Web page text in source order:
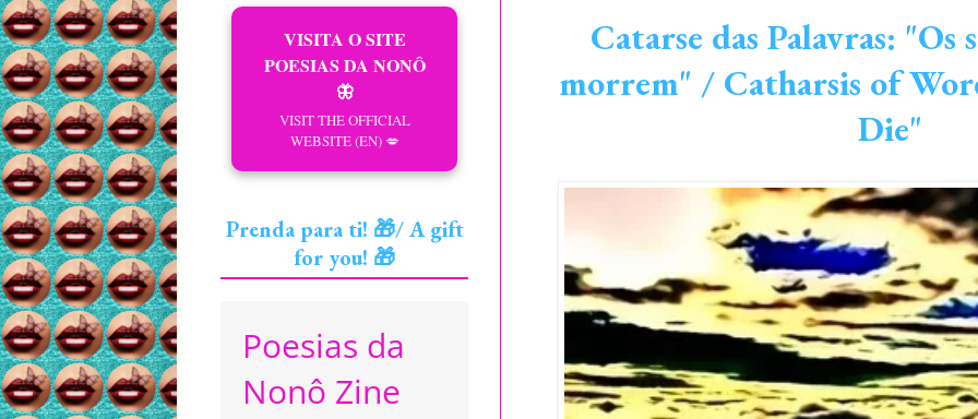
Catarse das Palavras: "Os
morrem" / Catharsis of
Die"
VISITA O SITE
POESIAS DA NONÔ
🦋
VISIT THE OFFICIAL
WEBSITE (EN) 💋
Prenda para ti! 🎁/ A gift
for you! 🎁
Poesias da
Nonô Zine